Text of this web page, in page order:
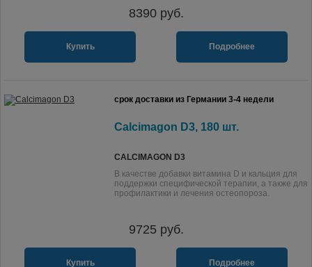
8390руб.
Купить Подробнее
срок доставки из Германии 3-4 недели
Calcimagon D3, 180 шт.
CALCIMAGON D3
В качестве добавки витамина D и кальция для
поддержки специфической терапии, а также для
профилактики и лечения остеопороза.
9725 руб.
Купить Подробнее